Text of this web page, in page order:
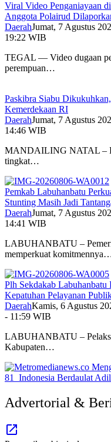
Viral Video Penganiayaan
Anggota Polairud
DaerahJumat, 7 Agustus
19:22 WIB
TEGAL — Video dugaan
perempuan…
Paskibra Siabu
Kemerdekaan RI
DaerahJumat, 7 Agustus
14:46 WIB
MANDAILING NATAL –
tingkat…
Pemkab Labuhanbatu
Stunting Masih Jadi
DaerahJumat, 7 Agustus
14:41 WIB
LABUHANBATU –
memperkuat
Plh Sekdakab
Kepatuhan Pelayanan
DaerahKamis, 6 Agustus
- 11:59 WIB
LABUHANBATU –
Kabupaten…
Advertorial &